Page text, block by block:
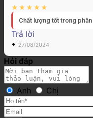
Chất lượng tốt trong
Trả lời
• 27/08/2024
Hỏi đáp
Anh Chị